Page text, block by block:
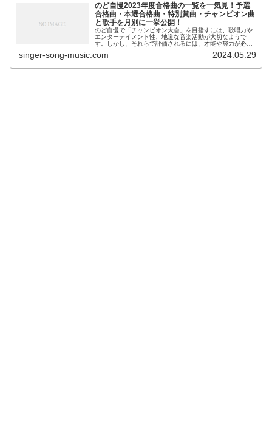
のど自慢2023年度合格曲の一覧を一気見！予選
合格曲・本選合格曲・特別賞曲・チャンピオン曲
と歌手を月別に一挙公開！
のど自慢で「チャンピオン大会」を目指すには、歌唱力や
エンターテイメント性、地道な音楽活動が大切なようで
す。しかし、それらで評価されるには、才能や努力が必要
るには、選曲が大切だと強く思います...
singer-song-music.com 2024.05.29